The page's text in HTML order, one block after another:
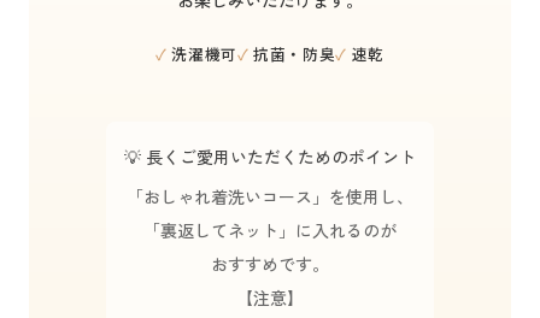
✓ 洗濯機可✓ 抗菌・防臭✓ 速乾
💡 長くご愛用いただくためのポイント
「おしゃれ着洗いコース」を使用し、
「裏返してネット」に入れるのが
おすすめです。
【注意】